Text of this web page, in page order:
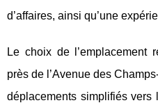
d’affaires, ainsi qu’une
Le choix de l’emplacement
près de l’Avenue des
déplacements simplifiés vers